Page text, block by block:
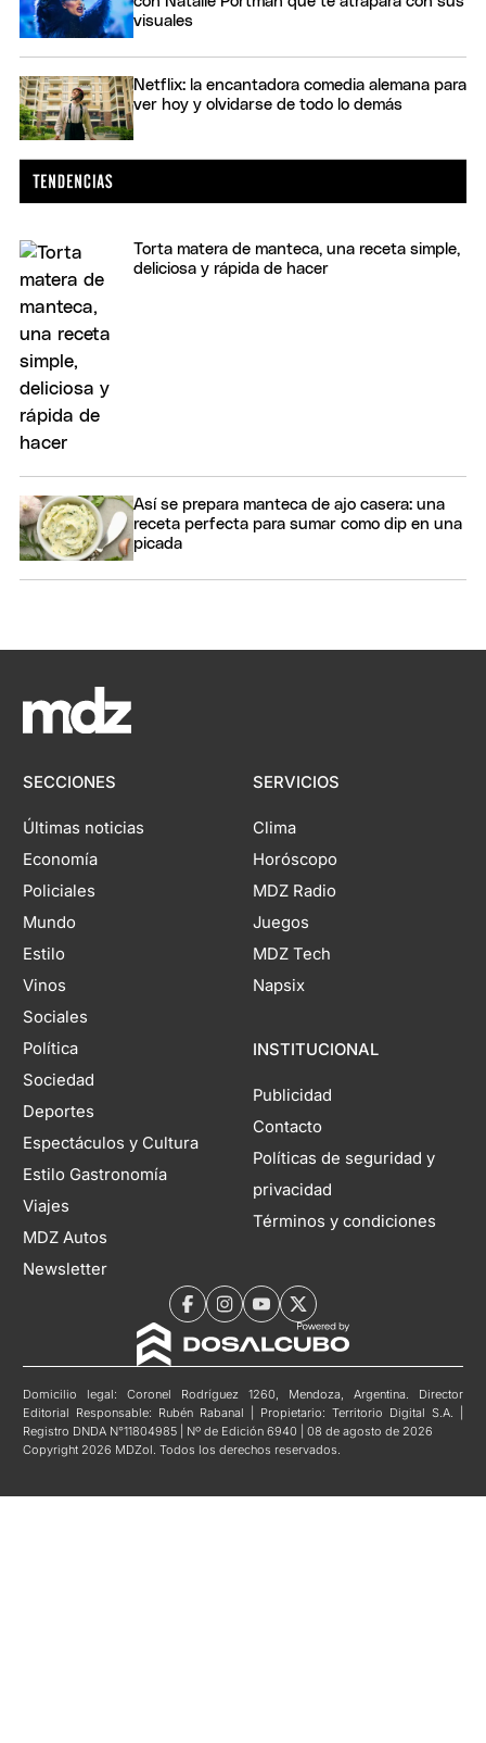
visuales
Netflix: la encantadora comedia alemana para
ver hoy y olvidarse de todo lo demás
Torta matera de manteca, una receta simple,
deliciosa y rápida de hacer
Así se prepara manteca de ajo casera: una
receta perfecta para sumar como dip en una
picada
SECCIONES
Últimas noticias
Economía
Policiales
Mundo
Estilo
Vinos
Sociales
Política
Sociedad
Deportes
Espectáculos y Cultura
Estilo Gastronomía
Viajes
MDZ Autos
Newsletter
SERVICIOS
Clima
Horóscopo
MDZ Radio
Juegos
MDZ Tech
Napsix
INSTITUCIONAL
Publicidad
Contacto
Políticas de seguridad y
privacidad
Términos y condiciones
Domicilio legal: Coronel Rodríguez 1260, Mendoza, Argentina. Director
Editorial Responsable: Rubén Rabanal | Propietario: Territorio Digital S.A. |
Registro DNDA N°11804985 | Nº de Edición 6940 | 08 de agosto de 2026
Copyright 2026 MDZol. Todos los derechos reservados.